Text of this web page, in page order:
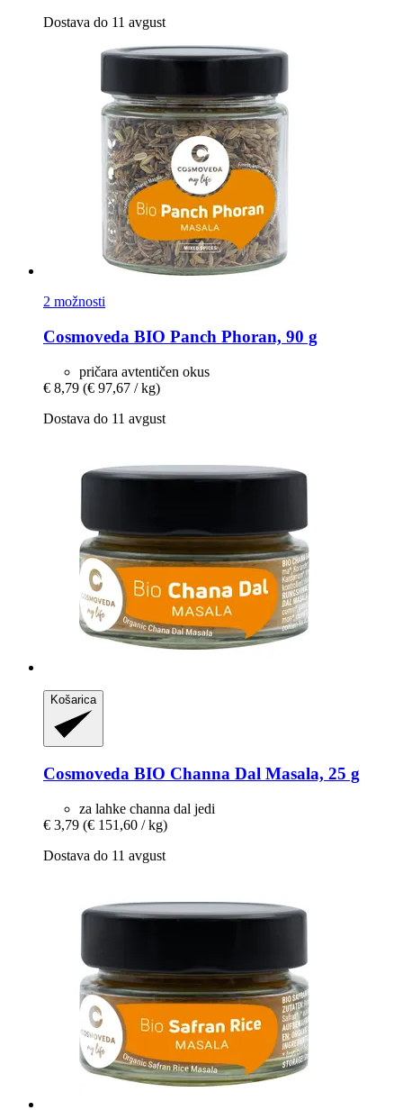
Dostava do 11 avgust
2 možnosti
Cosmoveda BIO Panch Phoran, 90 g
pričara avtentičen okus
€ 8,79 (€ 97,67 / kg)
Dostava do 11 avgust
Košarica
Cosmoveda BIO Channa Dal Masala, 25 g
za lahke channa dal jedi
€ 3,79 (€ 151,60 / kg)
Dostava do 11 avgust